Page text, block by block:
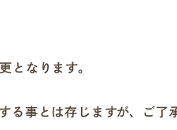
となります。
る事とは存じますが、ご了